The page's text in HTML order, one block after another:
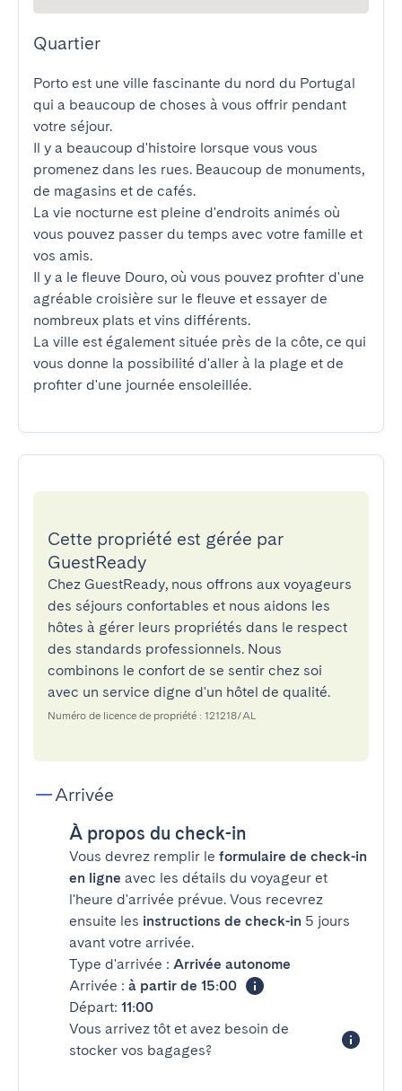
Quartier
Porto est une ville fascinante du nord du Portugal
qui a beaucoup de choses à vous offrir pendant
votre séjour.
Il y a beaucoup d'histoire lorsque vous vous
promenez dans les rues. Beaucoup de monuments,
de magasins et de cafés.
La vie nocturne est pleine d'endroits animés où
vous pouvez passer du temps avec votre famille et
vos amis.
Il y a le fleuve Douro, où vous pouvez profiter d'une
agréable croisière sur le fleuve et essayer de
nombreux plats et vins différents.
La ville est également située près de la côte, ce qui
vous donne la possibilité d'aller à la plage et de
profiter d'une journée ensoleillée.
Cette propriété est gérée par
GuestReady
Chez GuestReady, nous offrons aux voyageurs
des séjours confortables et nous aidons les
hôtes à gérer leurs propriétés dans le respect
des standards professionnels. Nous
combinons le confort de se sentir chez soi
avec un service digne d'un hôtel de qualité.
Numéro de licence de propriété : 121218/AL
Arrivée
À propos du check-in
Vous devrez remplir le formulaire de check-in
en ligne avec les détails du voyageur et
l'heure d'arrivée prévue. Vous recevrez
ensuite les instructions de check-in 5 jours
avant votre arrivée.
Type d'arrivée : Arrivée autonome
Arrivée : à partir de 15:00
Départ: 11:00
Vous arrivez tôt et avez besoin de
stocker vos bagages?